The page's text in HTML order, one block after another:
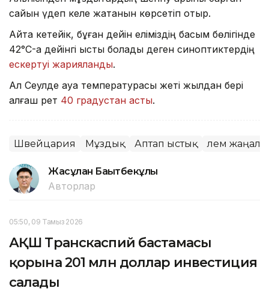
сайын үдеп келе жатқанын көрсетіп отыр.
Айта кетейік, бұған дейін еліміздің басым бөлігінде
42°C-қа дейінгі ыстық болады деген синоптиктердің
ескертуі жарияланды.
Ал Сеулде ауа температурасы жеті жылдан бері
алғаш рет 40 градустан асты.
Швейцария Мұздық Аптап ыстық Әлем
Жасұлан Бақытбекұлы
Авторлар
05:50, 09 Тамыз 2026
АҚШ Транскаспий бастамасы
қорына 201 млн доллар инвестиция
салады